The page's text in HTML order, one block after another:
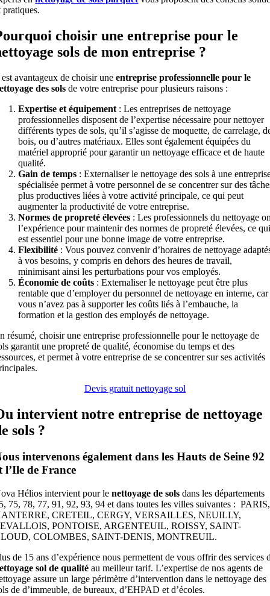
pratiques.
choisir une entreprise pour le
sols de mon entreprise ?
avantageux de choisir uneentreprise professionnelle pour le
des sols de votre entreprise pour plusieurs raisons :
Expertise et équipement : Les entreprises de nettoyage
professionnelles disposent de l’expertise nécessaire pour nettoyer
différents types de sols, qu’il s’agisse de moquette, de carrelage,
bois, ou d’autres matériaux. Elles sont également équipées du
matériel approprié pour garantir un nettoyage efficace et de haute
qualité.
Gain de temps : Externaliser le nettoyage des sols à une
spécialisée permet à votre personnel de se concentrer sur des
plus productives liées à votre activité principale, ce qui peut
augmenter la productivité de votre entreprise.
Normes de propreté élevées : Les professionnels du nettoyage
l’expérience pour maintenir des normes de propreté élevées, ce
est essentiel pour une bonne image de votre entreprise.
Flexibilité : Vous pouvez convenir d’horaires de nettoyage
à vos besoins, y compris en dehors des heures de travail,
minimisant ainsi les perturbations pour vos employés.
Économie de coûts : Externaliser le nettoyage peut être plus
rentable que d’employer du personnel de nettoyage en interne, car
vous n’avez pas à supporter les coûts liés à l’embauche, la
formation et la gestion des employés de nettoyage.
résumé, choisir une entreprise professionnelle pour le nettoyage de
garantit une propreté de qualité, économise du temps et des
et permet à votre entreprise de se concentrer sur ses activités
Devis gratuit nettoyage sol
intervient notre entreprise de nettoyage
sols ?
intervenons également dans les Hauts de Seine 92
l’Ile de France
Hélios intervient pour lenettoyage de solsdans les départements
75, 78, 77, 91, 92, 93, 94 et dans toutes les villes suivantes : PARIS,
CRETEIL, CERGY, VERSAILLES, NEUILLY,
PONTOISE, ARGENTEUIL, ROISSY, SAINT-
COLOMBES, SAINT-DENIS, MONTREUIL.
de 15 ans d’expérience nous permettent de vous offrir des services
sol de qualité au meilleur tarif. L’expertise de nos agents de
assure un large périmètre d’intervention dans le nettoyage des
de d’immeuble, de bureaux, d’EHPAD et d’écoles.